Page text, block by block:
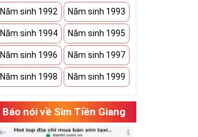
Năm sinh 1992 Năm sinh 1993
Năm sinh 1994 Năm sinh 1995
Năm sinh 1996 Năm sinh 1997
Năm sinh 1998 Năm sinh 1999
Báo nói về Sim Tiền Giang